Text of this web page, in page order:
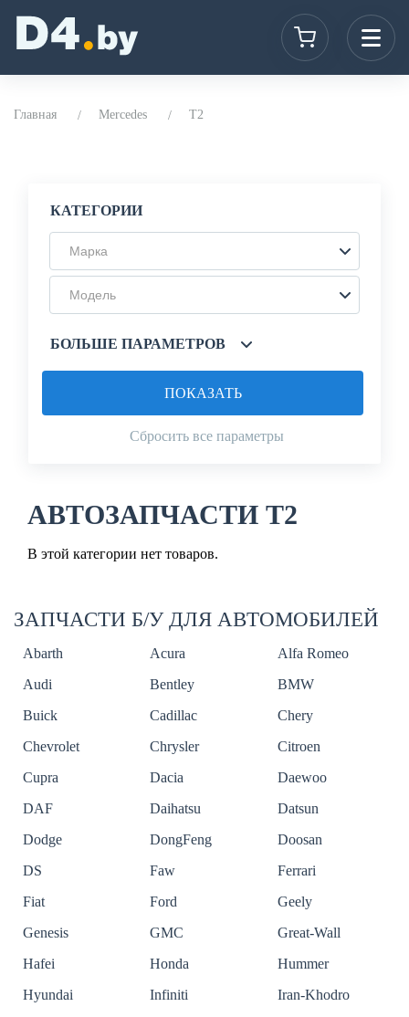
Главная Mercedes T2
КАТЕГОРИИ
Марка
Модель
БОЛЬШЕ ПАРАМЕТРОВ
Сбросить все параметры
ПОКАЗАТЬ
АВТОЗАПЧАСТИ T2
В этой категории нет товаров.
ЗАПЧАСТИ Б/У ДЛЯ АВТОМОБИЛЕЙ
Abarth Acura
Alfa Romeo
Audi
Bentley
BMW
Buick
Cadillac
Chery
Chevrolet
Chrysler
Citroen
Cupra
Dacia
Daewoo
DAF
Daihatsu
Datsun
Dodge
DongFeng
Doosan
DS
Faw
Ferrari
Fiat
Ford
Geely
Genesis
GMC
Great-Wall
Hafei
Honda
Hummer
Hyundai
Infiniti
Iran-Khodro